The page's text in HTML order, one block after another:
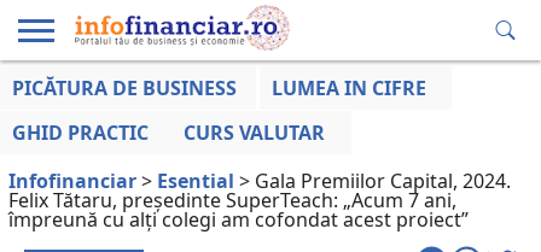
EDUCAȚIE
LA ZI
AFACERILOR
PICĂTURA DE BUSINESS
LUMEA IN CIFRE
GHID PRACTIC
CURS VALUTAR
Infofinanciar> Esential > Gala Premiilor Capital, 2024.
Felix Tătaru, președinte SuperTeach: „Acum 7 ani,
împreună cu alți colegi am cofondat acest proiect”